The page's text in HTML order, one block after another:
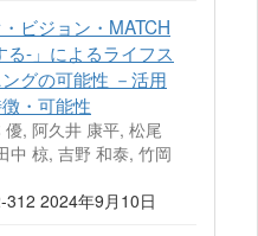
ビジョン・MATCH
-」によるライフス
グの可能性 －活用
・可能性
, 阿久井 康平, 松尾
中 椋, 吉野 和泰, 竹岡
2024年9月10日